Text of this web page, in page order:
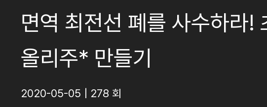
면역 최전선 폐를 사수하라!
올리주* 만들기
2020-05-05 | 278 회